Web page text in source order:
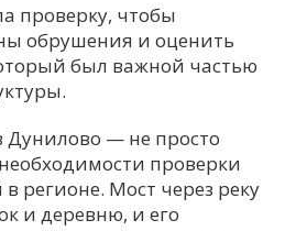
проверку, чтобы
обрушения и оценить
был важной частью
— не просто
проверки
регионе. Мост через реку
и деревню, и его